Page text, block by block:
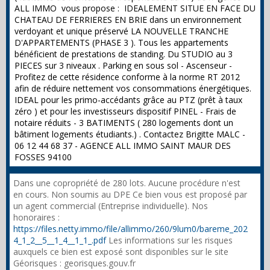
ALL IMMO vous propose : IDEALEMENT SITUE EN FACE DU
CHATEAU DE FERRIERES EN BRIE dans un environnement
verdoyant et unique préservé LA NOUVELLE TRANCHE
D'APPARTEMENTS (PHASE 3 ). Tous les appartements
bénéficient de prestations de standing. Du STUDIO au 3
PIECES sur 3 niveaux . Parking en sous sol - Ascenseur -
Profitez de cette résidence conforme à la norme RT 2012
afin de réduire nettement vos consommations énergétiques.
IDEAL pour les primo-accédants grâce au PTZ (prêt à taux
zéro ) et pour les investisseurs dispositif PINEL - Frais de
notaire réduits - 3 BATIMENTS ( 280 logements dont un
bâtiment logements étudiants.) . Contactez Brigitte MALC -
06 12 44 68 37 - AGENCE ALL IMMO SAINT MAUR DES
FOSSES 94100
Dans une copropriété de 280 lots. Aucune procédure n'est
en cours. Non soumis au DPE Ce bien vous est proposé par
un agent commercial (Entreprise individuelle). Nos
honoraires :
https://files.netty.immo/file/allimmo/260/9lum0/bareme_202
4_1_2__5__1_4__1_1_.pdfLes informations sur les risques
auxquels ce bien est exposé sont disponibles sur le site
Géorisques : georisques.gouv.fr